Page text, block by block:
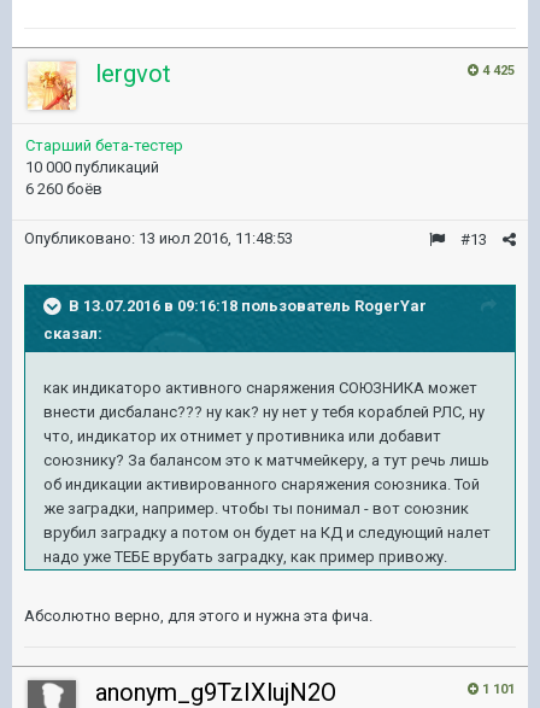
4 425
lergvot
Старший бета-тестер
10 000 публикаций
6 260 боёв
#13
Опубликовано: 13 июл 2016, 11:48:53
В 13.07.2016 в 09:16:18 пользователь RogerYar
сказал:
как индикаторо активного снаряжения СОЮЗНИКА может
внести дисбаланс??? ну как? ну нет у тебя кораблей РЛС, ну
что, индикатор их отнимет у противника или добавит
союзнику? За балансом это к матчмейкеру, а тут речь лишь
об индикации активированного снаряжения союзника. Той
же заградки, например. чтобы ты понимал - вот союзник
врубил заградку а потом он будет на КД и следующий налет
надо уже ТЕБЕ врубать заградку, как пример привожу.
Абсолютно верно, для этого и нужна эта фича.
1 101
anonym_g9TzIXlujN2O